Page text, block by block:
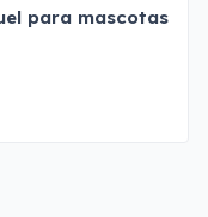
para mascotas